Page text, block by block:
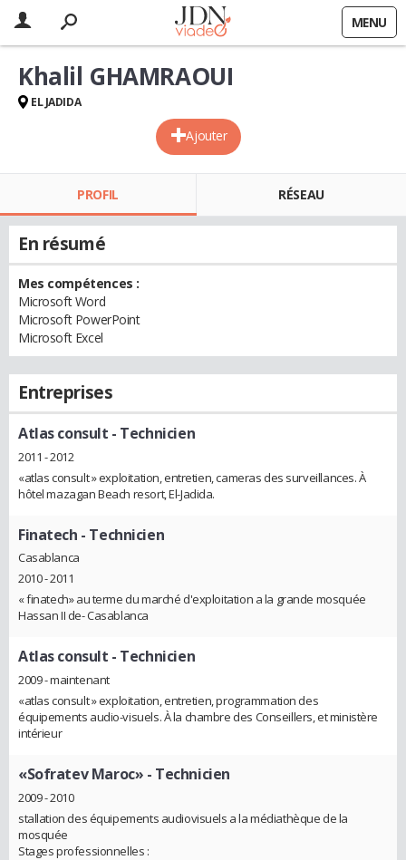
MENU
Ajouter
Khalil GHAMRAOUI
EL JADIDA
PROFIL RÉSEAU
En résumé
Mes compétences :
Microsoft Word
Microsoft PowerPoint
Microsoft Excel
Entreprises
Atlas consult - Technicien
2011 - 2012
«atlas consult » exploitation, entretien, cameras des surveillances. À
hôtel mazagan Beach resort, El-Jadida.
Finatech - Technicien
Casablanca
2010 - 2011
« finatech» au terme du marché d'exploitation a la grande mosquée
Hassan II de- Casablanca
Atlas consult - Technicien
2009 - maintenant
«atlas consult » exploitation, entretien, programmation des
équipements audio-visuels. À la chambre des Conseillers, et ministère
intérieur
«Sofratev Maroc» - Technicien
2009 - 2010
stallation des équipements audiovisuels a la médiathèque de la
mosquée
Stages professionnelles :